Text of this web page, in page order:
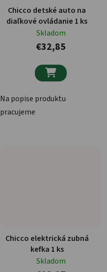
Chicco detské auto na
diaľkové ovládanie 1 ks
Skladom
€32,85

Na popise produktu
pracujeme
Chicco elektrická zubná
kefka 1 ks
Skladom